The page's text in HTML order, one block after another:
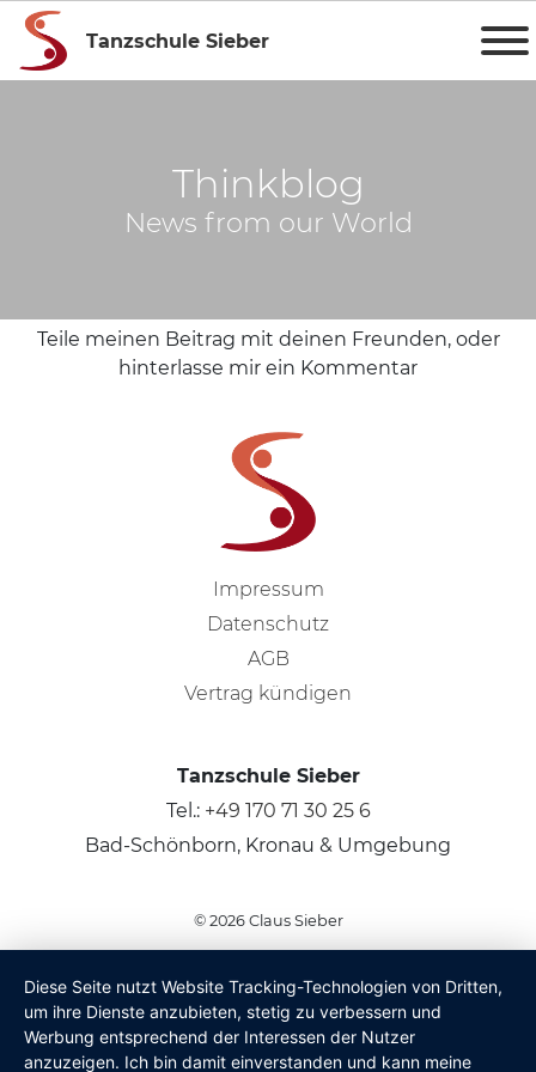
Tanzschule Sieber
Thinkblog
News from our World
Teile meinen Beitrag mit deinen Freunden, oder
hinterlasse mir ein Kommentar
Impressum
Datenschutz
AGB
Vertrag kündigen
Tanzschule Sieber
Tel.: +49 170 71 30 25 6
Bad-Schönborn, Kronau & Umgebung
© 2026 Claus Sieber
Diese Seite nutzt Website Tracking-Technologien von Dritten,
um ihre Dienste anzubieten, stetig zu verbessern und
Werbung entsprechend der Interessen der Nutzer
anzuzeigen. Ich bin damit einverstanden und kann meine